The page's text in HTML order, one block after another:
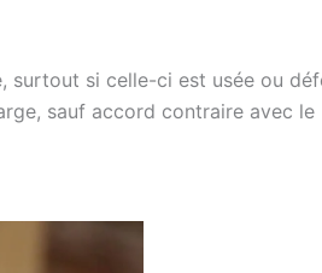
surtout si celle-ci est usée ou
sauf accord contraire avec le